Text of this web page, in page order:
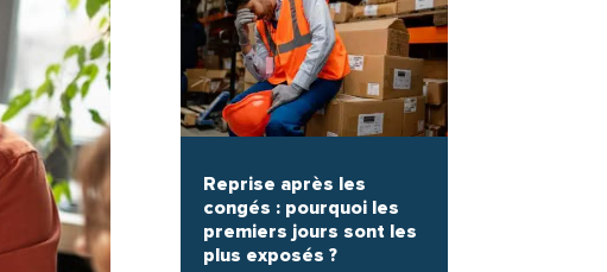
Reprise après les
congés : pourquoi les
premiers jours sont les
plus exposés ?